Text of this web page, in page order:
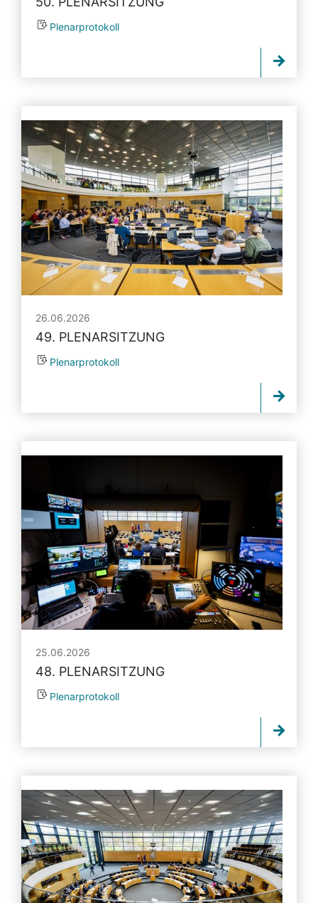
Plenarprotokoll
26.06.2026
49. PLENARSITZUNG
Plenarprotokoll
25.06.2026
48. PLENARSITZUNG
Plenarprotokoll